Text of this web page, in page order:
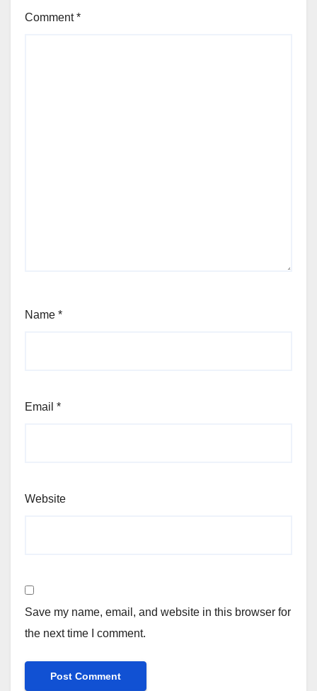
Comment*
Name *
Email *
Website
Save my name, email, and website in this browser for
the next time I comment.